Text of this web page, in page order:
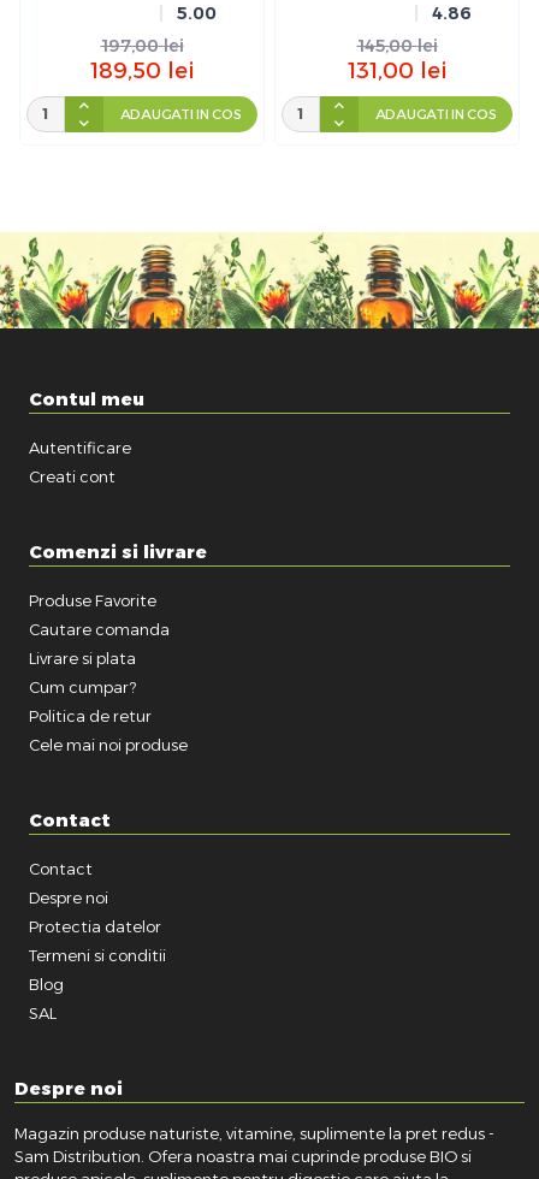
5.00
197,00 lei
189,50 lei
ADAUGATI IN COS
4.86
145,00 lei
131,00 lei
ADAUGATI IN COS
Contul meu
Autentificare
Creati cont
Comenzi si livrare
Produse Favorite
Cautare comanda
Livrare si plata
Cum cumpar?
Politica de retur
Cele mai noi produse
Contact
Contact
Despre noi
Protectia datelor
Termeni si conditii
Blog
SAL
Despre noi
Magazin produse naturiste, vitamine, suplimente la pret redus -
Sam Distribution. Ofera noastra mai cuprinde produse BIO si